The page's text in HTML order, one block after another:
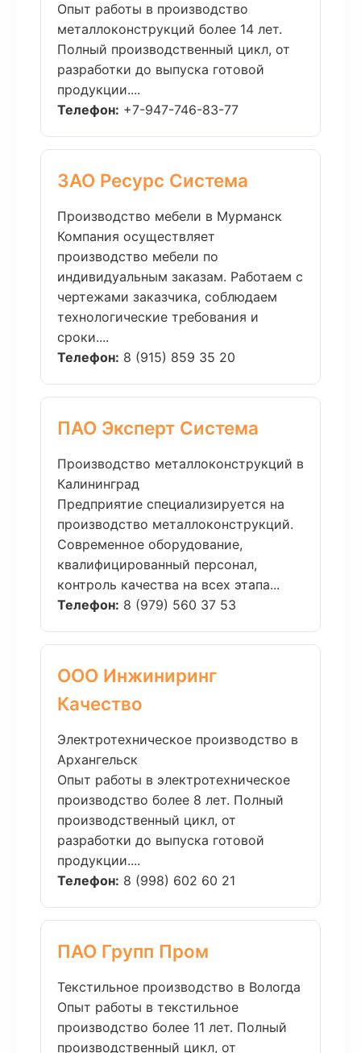
Опыт работы в производство
металлоконструкций более 14 лет.
Полный производственный цикл, от
разработки до выпуска готовой
продукции....
Телефон: +7-947-746-83-77
ЗАО Ресурс Система
Производство мебели в Мурманск
Компания осуществляет
производство мебели по
индивидуальным заказам. Работаем с
чертежами заказчика, соблюдаем
технологические требования и
сроки....
Телефон: 8 (915) 859 35 20
ПАО Эксперт Система
Производство металлоконструкций в
Калининград
Предприятие специализируется на
производство металлоконструкций.
Современное оборудование,
квалифицированный персонал,
контроль качества на всех этапа...
Телефон: 8 (979) 560 37 53
ООО Инжиниринг
Качество
Электротехническое производство в
Архангельск
Опыт работы в электротехническое
производство более 8 лет. Полный
производственный цикл, от
разработки до выпуска готовой
продукции....
Телефон: 8 (998) 602 60 21
ПАО Групп Пром
Текстильное производство в Вологда
Опыт работы в текстильное
производство более 11 лет. Полный
производственный цикл, от